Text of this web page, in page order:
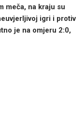
meča, na kraju su
igri i protiv
je na omjeru 2:0,